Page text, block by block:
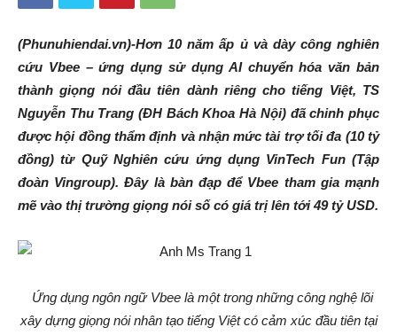
(Phunuhiendai.vn)-Hơn 10 năm ấp ủ và dày công nghiên
cứu Vbee – ứng dụng sử dụng AI chuyển hóa văn bản
thành giọng nói đầu tiên dành riêng cho tiếng Việt, TS
Nguyễn Thu Trang (ĐH Bách Khoa Hà Nội) đã chinh phục
được hội đồng thẩm định và nhận mức tài trợ tối đa (10 tỷ
đồng) từ Quỹ Nghiên cứu ứng dụng VinTech Fun (Tập
đoàn Vingroup). Đây là bàn đạp để Vbee tham gia mạnh
mẽ vào thị trường giọng nói số có giá trị lên tới 49 tỷ USD.
Ứng dụng ngôn ngữ Vbee là một trong những công nghệ lõi
xây dựng giọng nói nhân tạo tiếng Việt có cảm xúc đầu tiên tại